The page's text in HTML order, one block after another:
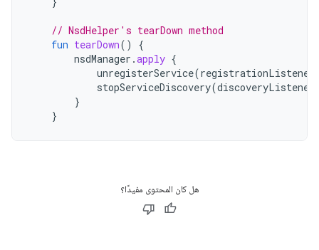
// NsdHelper's tearDown method
fun tearDown()
{
nsdManager .apply {
unregisterService(registrationListener
stopServiceDiscovery(discoveryListener
}
}
هل كان المحتوى مفيدًا؟